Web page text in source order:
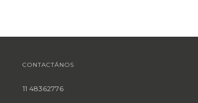
CONTACTÁNOS
11 48362776